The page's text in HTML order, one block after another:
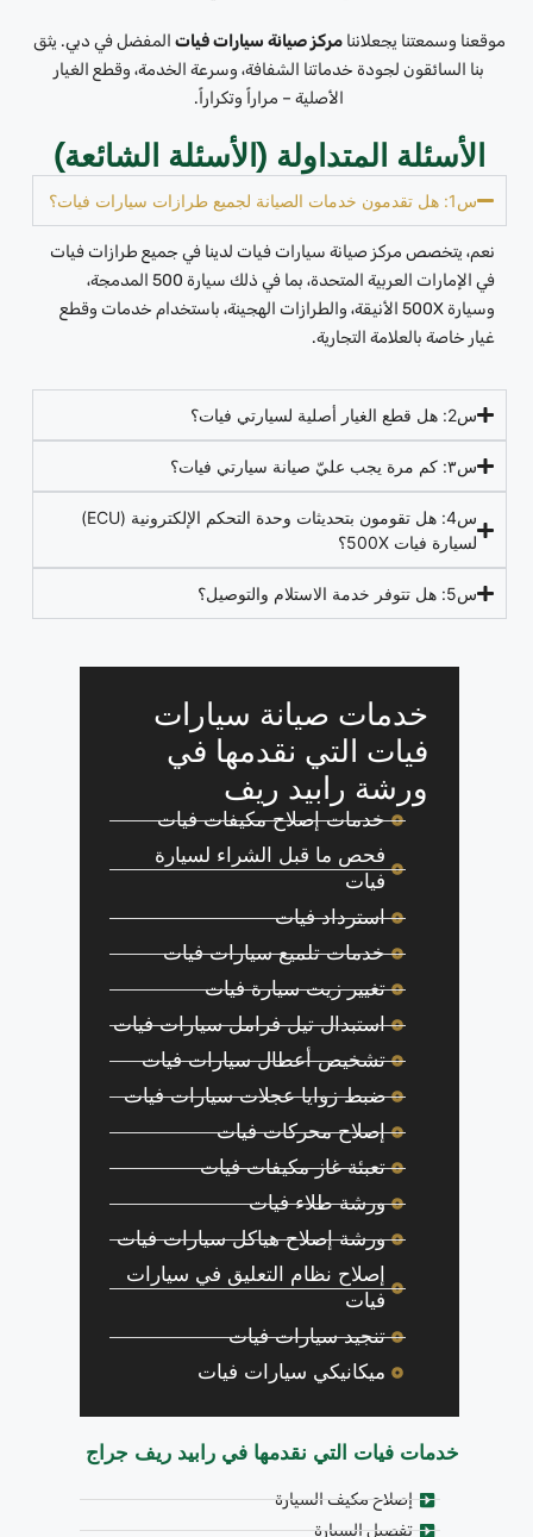
موقعنا وسمعتنا يجعلاننا مركز صيانة سيارات فيات المفضل في دبي. يثق
بنا السائقون لجودة خدماتنا الشفافة، وسرعة الخدمة، وقطع الغيار
الأصلية – مراراً وتكراراً.
الأسئلة المتداولة (الأسئلة الشائعة)
س1: هل تقدمون خدمات الصيانة لجميع طرازات سيارات فيات؟
نعم، يتخصص مركز صيانة سيارات فيات لدينا في جميع طرازات فيات
في الإمارات العربية المتحدة، بما في ذلك سيارة 500 المدمجة،
وسيارة 500X الأنيقة، والطرازات الهجينة، باستخدام خدمات وقطع
غيار خاصة بالعلامة التجارية.
س2: هل قطع الغيار أصلية لسيارتي فيات؟
س٣: كم مرة يجب عليّ صيانة سيارتي فيات؟
س4: هل تقومون بتحديثات وحدة التحكم الإلكترونية (ECU)
لسيارة فيات 500X؟
س5: هل تتوفر خدمة الاستلام والتوصيل؟
خدمات صيانة سيارات
فيات التي نقدمها في
ورشة رابيد ريف
خدمات إصلاح مكيفات فيات
فحص ما قبل الشراء لسيارة
فيات
استرداد فيات
خدمات تلميع سيارات فيات
تغيير زيت سيارة فيات
استبدال تيل فرامل سيارات فيات
تشخيص أعطال سيارات فيات
ضبط زوايا عجلات سيارات فيات
إصلاح محركات فيات
تعبئة غاز مكيفات فيات
ورشة طلاء فيات
ورشة إصلاح هياكل سيارات فيات
إصلاح نظام التعليق في سيارات
فيات
تنجيد سيارات فيات
ميكانيكي سيارات فيات
خدمات فيات التي نقدمها في رابيد ريف جراج
إصلاح مكيف السيارة
تفصيل السيارة